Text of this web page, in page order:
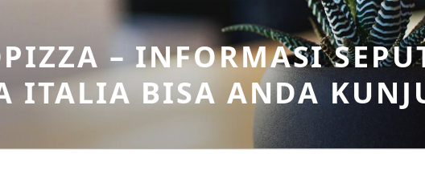
– INFORMASI
ITALIA BISA ANDA